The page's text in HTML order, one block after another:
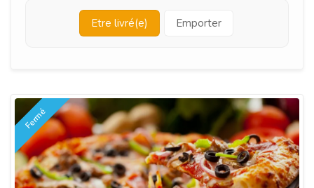
Etre livré(e) Emporter
Fermé